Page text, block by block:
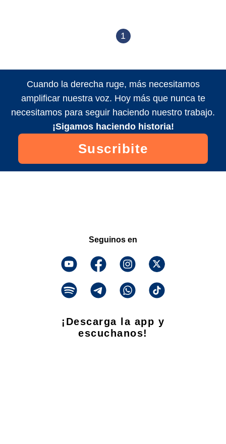
1
Cuando la derecha ruge, más necesitamos
amplificar nuestra voz. Hoy más que nunca te
necesitamos para seguir haciendo nuestro trabajo.
¡Sigamos haciendo historia!
Suscribite
Seguinos en
¡Descarga la app y
escuchanos!